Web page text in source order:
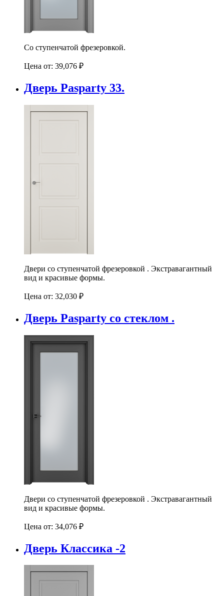
Со ступенчатой фрезеровкой.
Цена от: 39,076 ₽
Дверь Pasparty 33.
Двери со ступенчатой фрезеровкой . Экстравагантный
вид и красивые формы.
Цена от: 32,030 ₽
Дверь Pasparty со стеклом .
Двери со ступенчатой фрезеровкой . Экстравагантный
вид и красивые формы.
Цена от: 34,076 ₽
Дверь Классика -2